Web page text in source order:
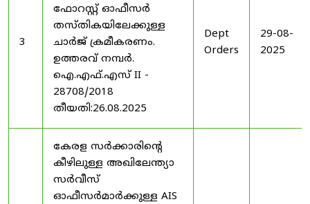
3
ഫോറസ്റ്റ് ഓഫീസർ
തസ്തികയിലേക്കുള്ള
ചാർജ് ക്രമീകരണം.
ഉത്തരവ് നമ്പർ.
ഐ.എഫ്.എസ് II -
28708/2018
തീയതി:26.08.2025
Dept
Orders
29-08-
2025
കേരള സർക്കാരിന്റെ
കീഴിലുള്ള അഖിലേന്ത്യാ
സർവീസ്
ഓഫീസർമാർക്കുള്ള AIS